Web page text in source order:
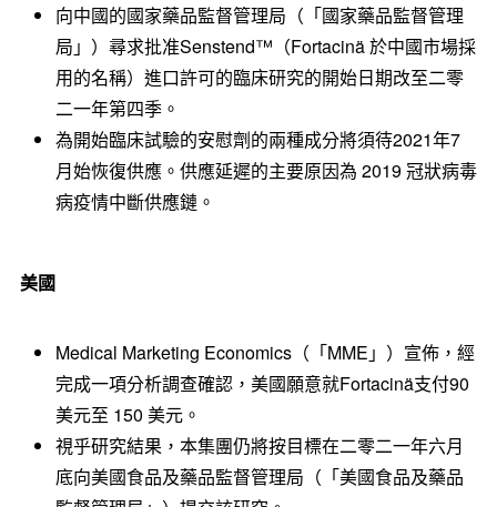
向中國的國家藥品監督管理局（「國家藥品監督管理
局」）尋求批准Senstend™（Fortacinä 於中國市場採
用的名稱）進口許可的臨床研究的開始日期改至二零
二一年第四季。
為開始臨床試驗的安慰劑的兩種成分將須待2021年7
月始恢復供應。供應延遲的主要原因為 2019 冠狀病毒
病疫情中斷供應鏈。
美國
Medical Marketing Economics（「MME」）宣佈，經
完成一項分析調查確認，美國願意就Fortacinä支付90
美元至 150 美元。
視乎研究結果，本集團仍將按目標在二零二一年六月
底向美國食品及藥品監督管理局（「美國食品及藥品